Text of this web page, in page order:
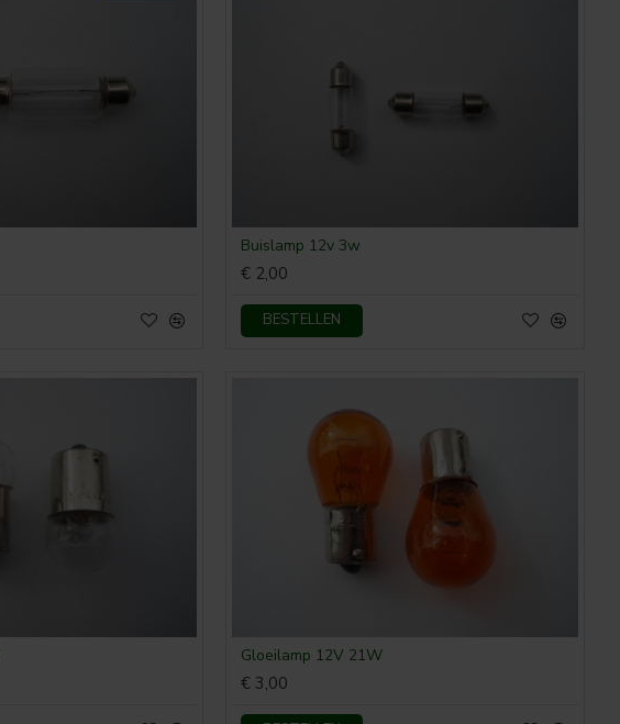
Buislamp 12v 3w
€ 2,00
BESTELLEN
Gloeilamp 12V 21W
€ 3,00